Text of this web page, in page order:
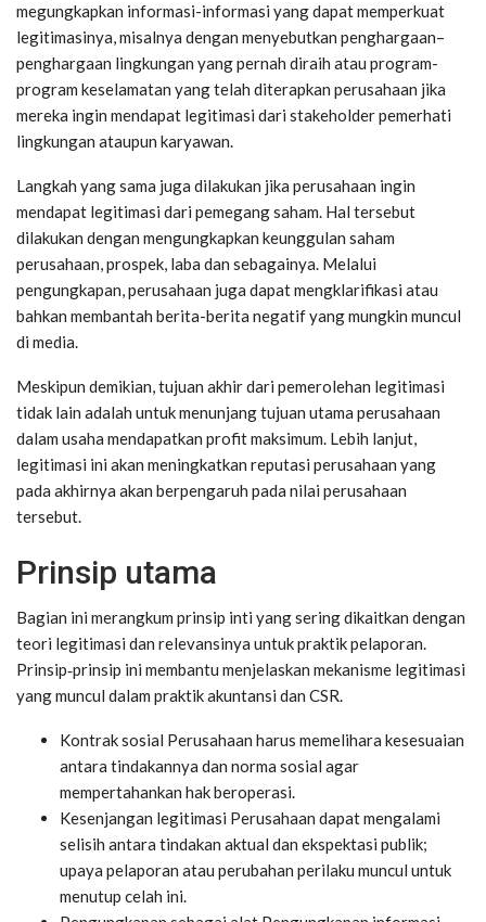
megungkapkan informasi-informasi yang dapat memperkuat
legitimasinya, misalnya dengan menyebutkan penghargaan–
penghargaan lingkungan yang pernah diraih atau program-
program keselamatan yang telah diterapkan perusahaan jika
mereka ingin mendapat legitimasi dari stakeholder pemerhati
lingkungan ataupun karyawan.
Langkah yang sama juga dilakukan jika perusahaan ingin
mendapat legitimasi dari pemegang saham. Hal tersebut
dilakukan dengan mengungkapkan keunggulan saham
perusahaan, prospek, laba dan sebagainya. Melalui
pengungkapan, perusahaan juga dapat mengklarifikasi atau
bahkan membantah berita-berita negatif yang mungkin muncul
di media.
Meskipun demikian, tujuan akhir dari pemerolehan legitimasi
tidak lain adalah untuk menunjang tujuan utama perusahaan
dalam usaha mendapatkan profit maksimum. Lebih lanjut,
legitimasi ini akan meningkatkan reputasi perusahaan yang
pada akhirnya akan berpengaruh pada nilai perusahaan
tersebut.
Prinsip utama
Bagian ini merangkum prinsip inti yang sering dikaitkan dengan
teori legitimasi dan relevansinya untuk praktik pelaporan.
Prinsip‑prinsip ini membantu menjelaskan mekanisme legitimasi
yang muncul dalam praktik akuntansi dan CSR.
Kontrak sosial Perusahaan harus memelihara kesesuaian
antara tindakannya dan norma sosial agar
mempertahankan hak beroperasi.
Kesenjangan legitimasi Perusahaan dapat mengalami
selisih antara tindakan aktual dan ekspektasi publik;
upaya pelaporan atau perubahan perilaku muncul untuk
menutup celah ini.